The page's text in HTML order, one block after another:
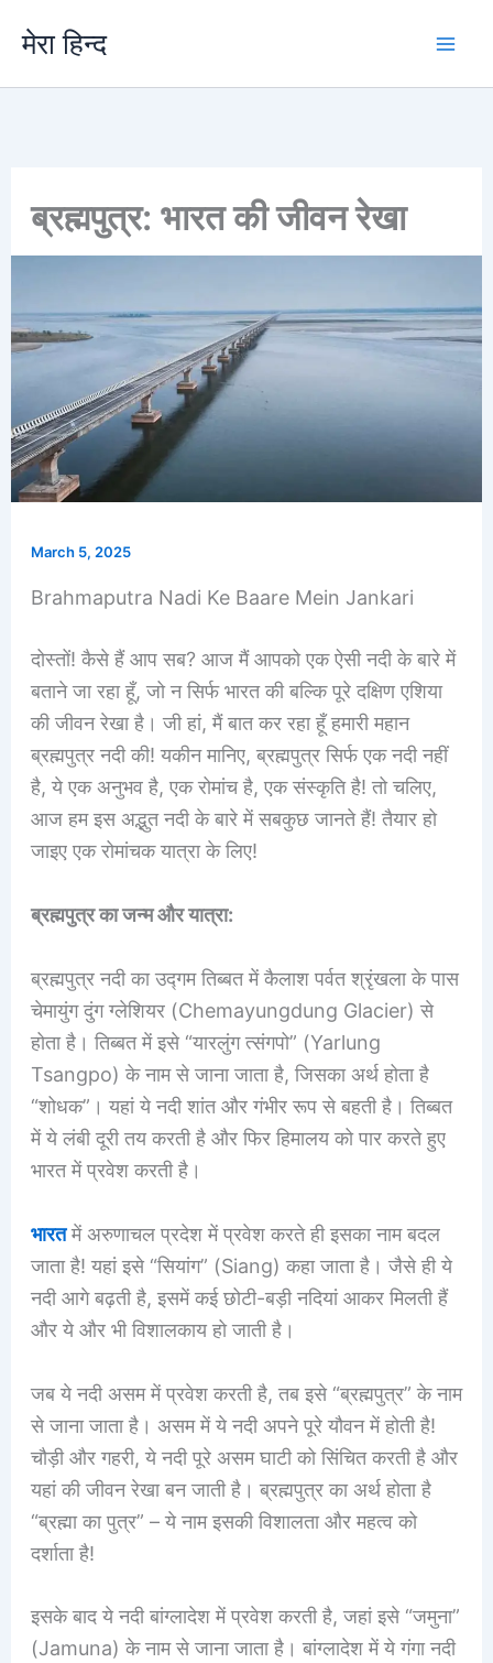
मेरा हिन्द
ब्रह्मपुत्र: भारत की जीवन रेखा
March 5, 2025
Brahmaputra Nadi Ke Baare Mein Jankari
दोस्तों! कैसे हैं आप सब? आज मैं आपको एक ऐसी नदी के बारे में
बताने जा रहा हूँ, जो न सिर्फ भारत की बल्कि पूरे दक्षिण एशिया
की जीवन रेखा है। जी हां, मैं बात कर रहा हूँ हमारी महान
ब्रह्मपुत्र नदी की! यकीन मानिए, ब्रह्मपुत्र सिर्फ एक नदी नहीं
है, ये एक अनुभव है, एक रोमांच है, एक संस्कृति है! तो चलिए,
आज हम इस अद्भुत नदी के बारे में सबकुछ जानते हैं! तैयार हो
जाइए एक रोमांचक यात्रा के लिए!
ब्रह्मपुत्र का जन्म और यात्रा:
ब्रह्मपुत्र नदी का उद्गम तिब्बत में कैलाश पर्वत श्रृंखला के पास
चेमायुंग दुंग ग्लेशियर (Chemayungdung Glacier) से
होता है। तिब्बत में इसे “यारलुंग त्संगपो” (Yarlung
Tsangpo) के नाम से जाना जाता है, जिसका अर्थ होता है
“शोधक”। यहां ये नदी शांत और गंभीर रूप से बहती है। तिब्बत
में ये लंबी दूरी तय करती है और फिर हिमालय को पार करते हुए
भारत में प्रवेश करती है।
भारतमें अरुणाचल प्रदेश में प्रवेश करते ही इसका नाम बदल
जाता है! यहां इसे “सियांग” (Siang) कहा जाता है। जैसे ही ये
नदी आगे बढ़ती है, इसमें कई छोटी-बड़ी नदियां आकर मिलती हैं
और ये और भी विशालकाय हो जाती है।
जब ये नदी असम में प्रवेश करती है, तब इसे “ब्रह्मपुत्र” के नाम
से जाना जाता है। असम में ये नदी अपने पूरे यौवन में होती है!
चौड़ी और गहरी, ये नदी पूरे असम घाटी को सिंचित करती है और
यहां की जीवन रेखा बन जाती है। ब्रह्मपुत्र का अर्थ होता है
“ब्रह्मा का पुत्र” – ये नाम इसकी विशालता और महत्व को
दर्शाता है!
इसके बाद ये नदी बांग्लादेश में प्रवेश करती है, जहां इसे “जमुना”
(Jamuna) के नाम से जाना जाता है। बांग्लादेश में ये गंगा नदी